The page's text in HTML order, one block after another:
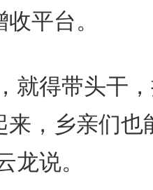
平台。
得带头干，
来，乡亲们也
龙说。